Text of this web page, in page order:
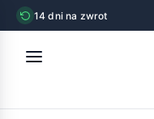
14 dni na zwrot